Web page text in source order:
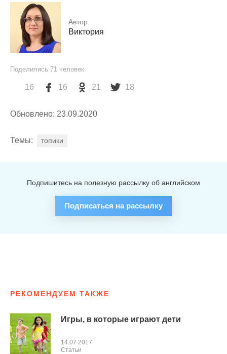
Автор
Виктория
Поделились 71 человек
16 16 21 18
Обновлено: 23.09.2020
Темы: топики
Подпишитесь на полезную рассылку об английском
Подписаться на рассылку
РЕКОМЕНДУЕМ ТАКЖЕ
Игры, в которые играют дети
14.07.2017
Cтатьи